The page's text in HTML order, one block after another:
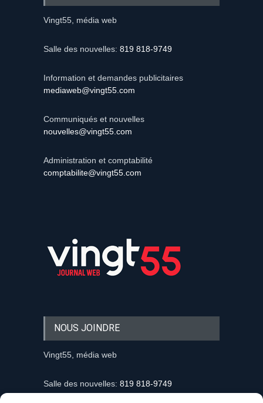
Vingt55, média web
Salle des nouvelles: 819 818-9749
Information et demandes publicitaires
mediaweb@vingt55.com
Communiqués et nouvelles
nouvelles@vingt55.com
Administration et comptabilité
comptabilite@vingt55.com
NOUS JOINDRE
Vingt55, média web
Salle des nouvelles: 819 818-9749